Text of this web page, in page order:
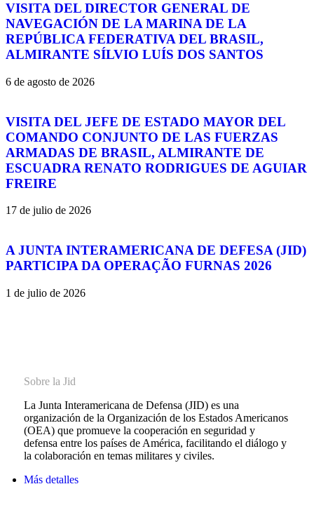
VISITA DEL DIRECTOR GENERAL DE
NAVEGACIÓN DE LA MARINA DE LA
REPÚBLICA FEDERATIVA DEL BRASIL,
ALMIRANTE SÍLVIO LUÍS DOS SANTOS
6 de agosto de 2026
VISITA DEL JEFE DE ESTADO MAYOR DEL
COMANDO CONJUNTO DE LAS FUERZAS
ARMADAS DE BRASIL, ALMIRANTE DE
ESCUADRA RENATO RODRIGUES DE AGUIAR
FREIRE
17 de julio de 2026
A JUNTA INTERAMERICANA DE DEFESA (JID)
PARTICIPA DA OPERAÇÃO FURNAS 2026
1 de julio de 2026
Sobre la Jid
La Junta Interamericana de Defensa (JID) es una
organización de la Organización de los Estados Americanos
(OEA) que promueve la cooperación en seguridad y
defensa entre los países de América, facilitando el diálogo y
la colaboración en temas militares y civiles.
Más detalles